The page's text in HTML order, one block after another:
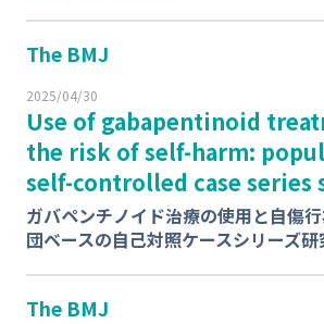
The BMJ
2025/04/30
Use of gabapentinoid
the risk of self-harm:
self-controlled case series
ガバペンチノイド治療の使⽤と⾃傷
団ベースの⾃⼰対照ケースシリーズ研
The BMJ